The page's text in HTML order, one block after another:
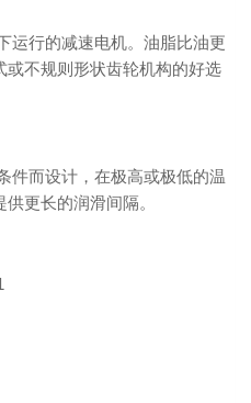
运行的减速电机。油脂比油更
不规则形状齿轮机构的好选
件而设计，在极高或极低的温
更长的润滑间隔。